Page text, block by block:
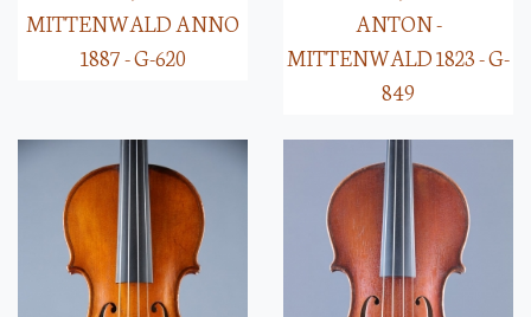
MITTENWALD ANNO
1887 - G-620
ANTON -
MITTENWALD 1823 - G-
849